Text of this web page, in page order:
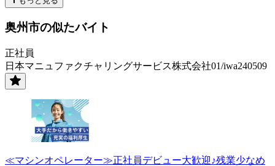
奥州市の似たバイト
正社員
日本マニュファクチャリングサービス株式会社01/iwa240509
≪マシンオペレーター≫正社員デビュー大歓迎♪残業少なめ